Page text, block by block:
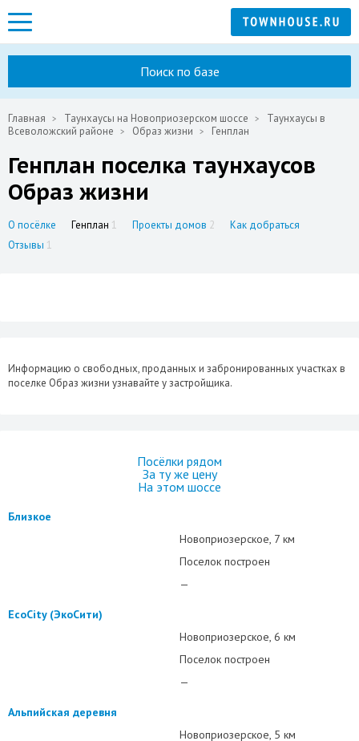
Поиск по базе
Главная Таунхаусы на Новоприозерском шоссе
Таунхаусы в
Всеволожский районе
Образ жизни Генплан
Генплан поселка таунхаусов
Образ жизни
О посёлке Генплан 1 Проекты домов 2
Как добраться
Отзывы 1
Информацию о свободных, проданных и забронированных участках в
поселке Образ жизни узнавайте у застройщика.
Посёлки рядом
За ту же цену
На этом шоссе
Близкое
Новоприозерское 7 км
Поселок построен
—
EcoCity (ЭкоСити)
Новоприозерское 6 км
Поселок построен
—
Альпийская деревня
Новоприозерское 5 км